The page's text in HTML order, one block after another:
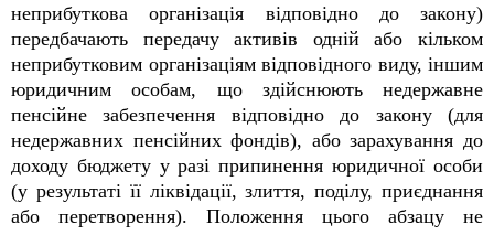
неприбуткова організація відповідно до закону)
передбачають передачу активів одній або кільком
неприбутковим організаціям відповідного виду, іншим
юридичним особам, що здійснюють недержавне
пенсійне забезпечення відповідно до закону (для
недержавних пенсійних фондів), або зарахування до
доходу бюджету у разі припинення юридичної особи
(у результаті її ліквідації, злиття, поділу, приєднання
або перетворення). Положення цього абзацу не